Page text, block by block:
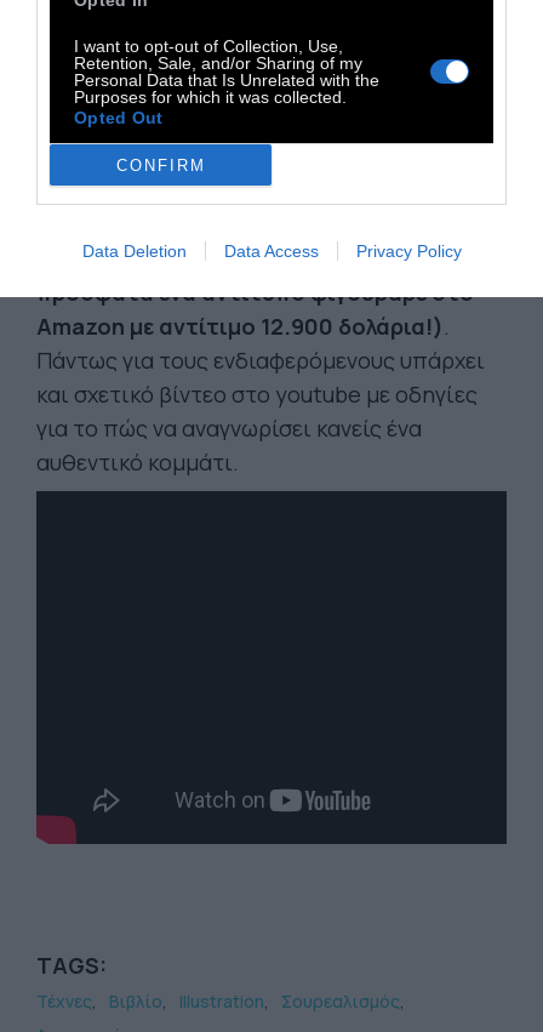
I want to opt-out of Collection, Use,
Retention, Sale, and/or Sharing of my
Personal Data that Is Unrelated with the
Purposes for which it was collected.
Opted Out
CONFIRM
Data Deletion Data Access Privacy Policy
Φυσικά δεν είναι το πιο εύκολο πράγμα στον
κόσμο να κάνει κανείς δικό του ένα αντίτυπο,
πληρώσει θα είναι πενταψήφιο(μέχρι
πρόσφατα ένα αντίτυπο φιγούραρε στο
Amazon με αντίτιμο 12.900 δολάρια!)
Πάντως για τους ενδιαφερόμενους υπάρχει
και σχετικό βίντεο στο youtube με οδηγίες
για το πώς να αναγνωρίσει κανείς ένα
αυθεντικό κομμάτι.
TAGS:
Τέχνες Βιβλίο Illustration
Σουρεαλισμός